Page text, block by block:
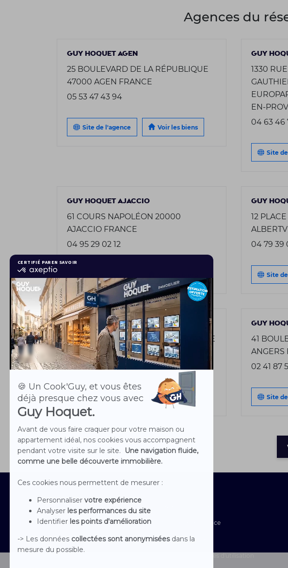
Agences du
GUY HOQUET AGEN
25 BOULEVARD DE LA RÉPUBLIQUE
47000 AGEN FRANCE
05 53 47 43 94
Site de l'agence Voir les biens
GUY
1330
EN-
04 63 46
Site
GUY HOQUET AJACCIO
61 COURS NAPOLÉON 20000
AJACCIO FRANCE
04 95 29 02 12
GUY
12
04 79 39
Site
GUY HOQUET AMIENS
1 RUE VIVIEN 80000 AMIENS FRANCE
03 75 08 95 26
Site de l'agence Voir les biens
GUY
41
ANGERS
02 41 87
Site
Contactez-nous
Nos agences
Nous rejoindre
Immobilier en France
Mentions Légales